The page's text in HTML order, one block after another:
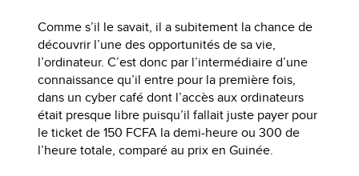
Comme s’il le savait, il a subitement la chance de
découvrir l’une des opportunités de sa vie,
l’ordinateur. C’est donc par l’intermédiaire d’une
connaissance qu’il entre pour la première fois,
dans un cyber café dont l’accès aux ordinateurs
était presque libre puisqu’il fallait juste payer pour
le ticket de 150 FCFA la demi-heure ou 300 de
l’heure totale, comparé au prix en Guinée.